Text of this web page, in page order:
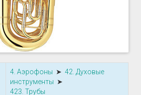
4. Аэрофоны ➤ 42. Духовые
инструменты ➤
423. Трубы